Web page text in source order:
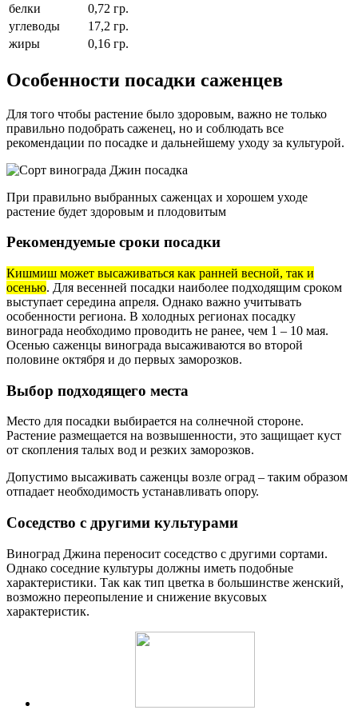
белки
0,72 гр.
углеводы
17,2 гр.
жиры
0,16 гр.
Особенности посадки саженцев
Для того чтобы растение было здоровым, важно не только
правильно подобрать саженец, но и соблюдать все
рекомендации по посадке и дальнейшему уходу за культурой.
При правильно выбранных саженцах и хорошем уходе
растение будет здоровым и плодовитым
Рекомендуемые сроки посадки
Кишмиш может высаживаться как ранней весной, так и
осенью. Для весенней посадки наиболее подходящим сроком
выступает середина апреля. Однако важно учитывать
особенности региона. В холодных регионах посадку
винограда необходимо проводить не ранее, чем 1 – 10 мая.
Осенью саженцы винограда высаживаются во второй
половине октября и до первых заморозков.
Выбор подходящего места
Место для посадки выбирается на солнечной стороне.
Растение размещается на возвышенности, это защищает куст
от скопления талых вод и резких заморозков.
Допустимо высаживать саженцы возле оград – таким образом
отпадает необходимость устанавливать опору.
Соседство с другими культурами
Виноград Джина переносит соседство с другими сортами.
Однако соседние культуры должны иметь подобные
характеристики. Так как тип цветка в большинстве женский,
возможно переопыление и снижение вкусовых
характеристик.